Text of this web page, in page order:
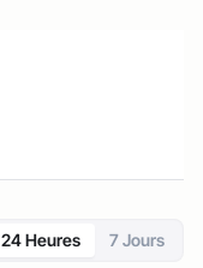
24 Heures 7 Jours